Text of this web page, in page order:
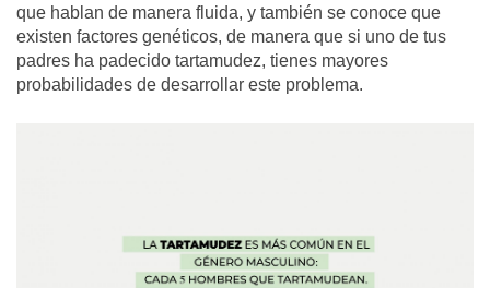
que hablan de manera fluida, y también se conoce que
existen factores genéticos, de manera que si uno de tus
padres ha padecido tartamudez, tienes mayores
probabilidades de desarrollar este problema.